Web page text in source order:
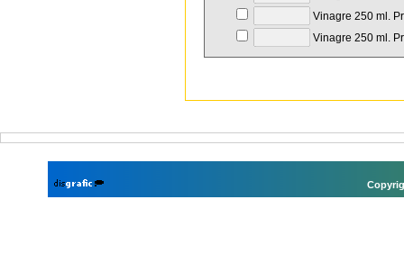
Vinagre 250 ml.
Vinagre 250 ml.